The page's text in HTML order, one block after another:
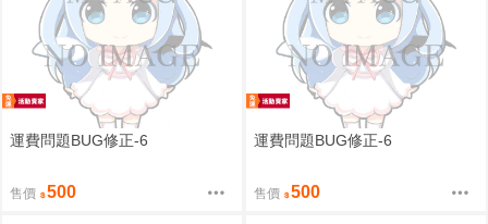
運費問題BUG修正-6
售價 500
運費問題BUG修正-6
售價 500